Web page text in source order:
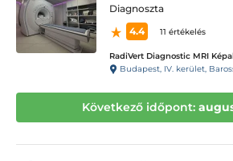
Diagnoszta
4.4
11 értékelés
Budapest, IV. kerület, Baross u 99. MDC Clinic
Következő időpont: